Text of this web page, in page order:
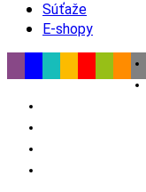
Súťaže
E-shopy